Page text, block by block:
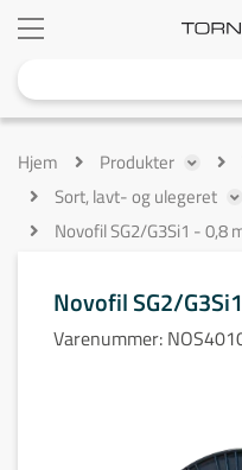
Hjem Produkter
Sort, lavt- og ulegeret
Novofil SG2/G3Si1 - 0,8
Novofil SG2/
Varenummer: